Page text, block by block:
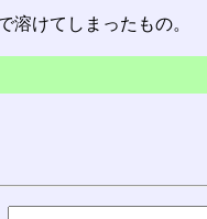
溶けてしまったもの。